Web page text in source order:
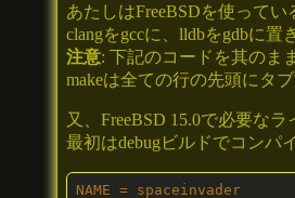
あたしはFreeBSDを使って
clangをgccに、lldbをgdbに置
注意: 下記のコードを其のま
makeは全ての行の先頭にタ
又、FreeBSD 15.0で必要な
最初はdebugビルドでコンパ
NAME = spaceinvader